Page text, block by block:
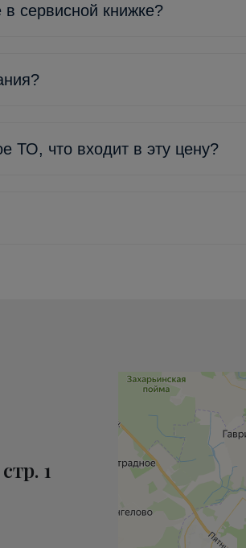
в сервисной книжке?
ТО, что входит в эту цену?
1